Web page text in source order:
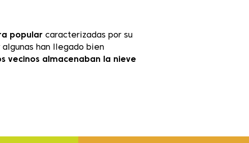
popular caracterizadas por su
han llegado bien
vecinos almacenaban la nieve